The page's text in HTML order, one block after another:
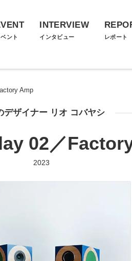
ント
INTERVIEW
インタビュー レポート
Amp
デザイナー リオ コバヤシ
02／
2023